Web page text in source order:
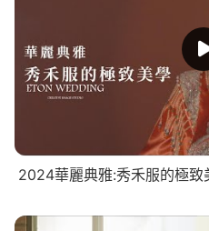
2024華麗典雅:秀禾服的極致